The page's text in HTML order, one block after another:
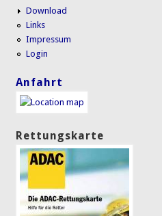
Download
Links
Impressum
Login
Anfahrt
Rettungskarte